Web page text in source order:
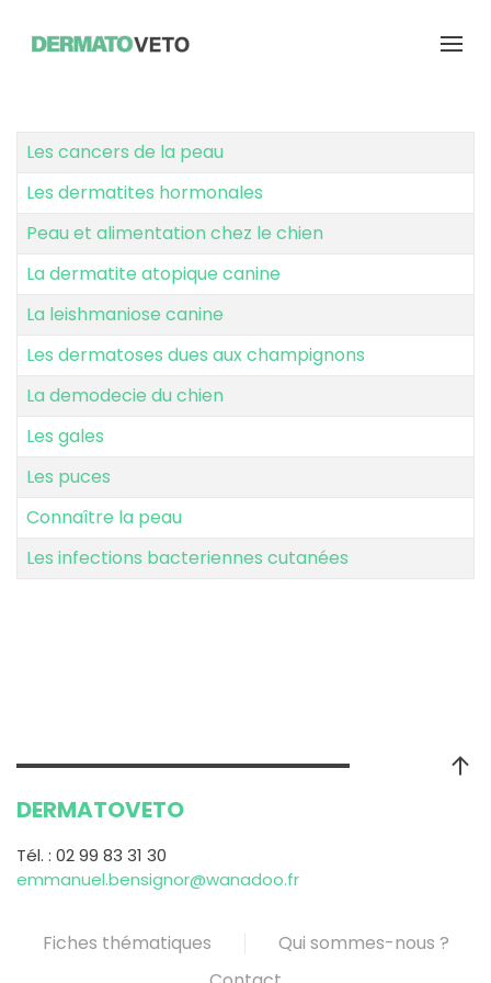
Les cancers de la peau
Les dermatites hormonales
Peau et alimentation chez le chien
La dermatite atopique canine
La leishmaniose canine
Les dermatoses dues aux champignons
La demodecie du chien
Les gales
Les puces
Connaître la peau
Les infections bacteriennes cutanées
DERMATOVETO
Tél. : 02 99 83 31 30
emmanuel.bensignor@wanadoo.fr
Fiches thématiques
Qui sommes-nous ?